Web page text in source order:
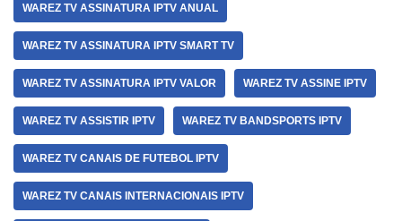
WAREZ TV ASSINATURA IPTV ANUAL
WAREZ TV ASSINATURA IPTV SMART TV
WAREZ TV ASSINATURA IPTV VALOR WAREZ TV ASSINE IPTV
WAREZ TV ASSISTIR IPTV WAREZ TV BANDSPORTS IPTV
WAREZ TV CANAIS DE FUTEBOL IPTV
WAREZ TV CANAIS INTERNACIONAIS IPTV